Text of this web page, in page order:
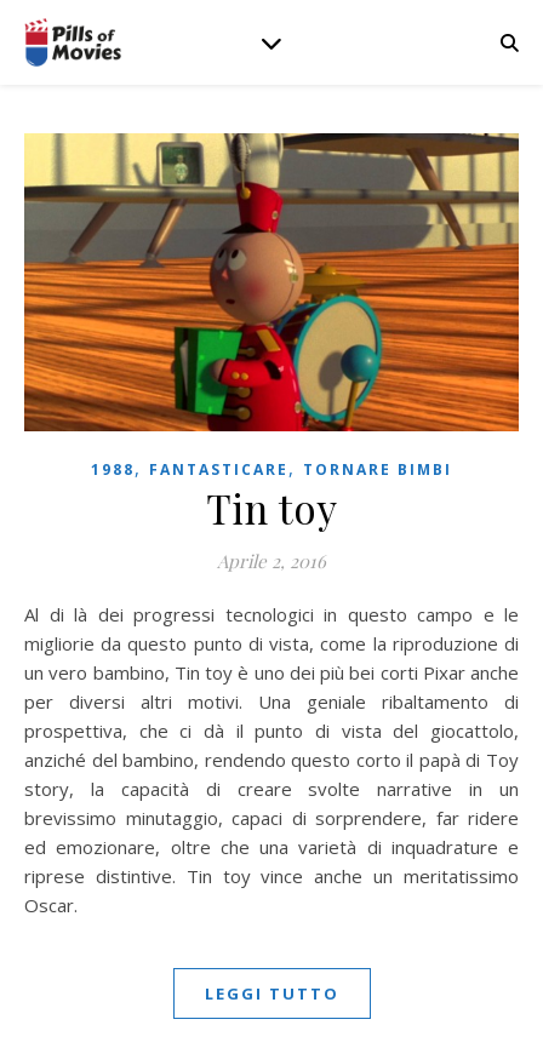
1988, FANTASTICARE , TORNARE BIMBI
Tin toy
Aprile 2, 2016
Al di là dei progressi tecnologici in questo campo e le
migliorie da questo punto di vista, come la riproduzione di
un vero bambino, Tin toy è uno dei più bei corti Pixar anche
per diversi altri motivi. Una geniale ribaltamento di
prospettiva, che ci dà il punto di vista del giocattolo,
anziché del bambino, rendendo questo corto il papà di Toy
story, la capacità di creare svolte narrative in un
brevissimo minutaggio, capaci di sorprendere, far ridere
ed emozionare, oltre che una varietà di inquadrature e
riprese distintive. Tin toy vince anche un meritatissimo
Oscar.
LEGGI TUTTO